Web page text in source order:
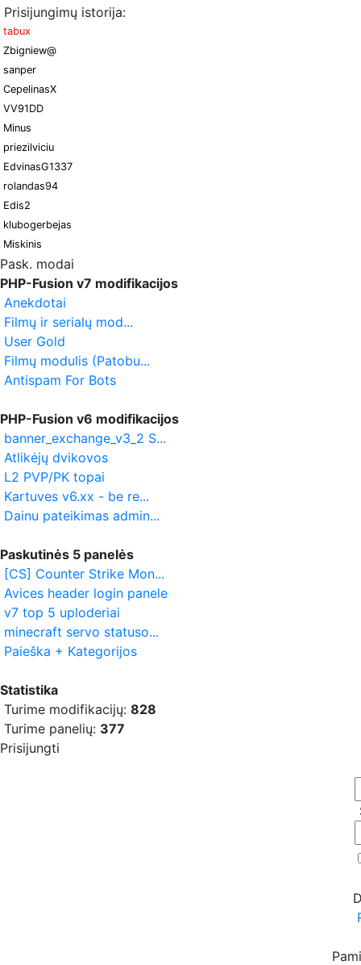
Prisijungimų istorija:
tabux
Zbigniew@
sanper
CepelinasX
VV91DD
Minus
priezilviciu
EdvinasG1337
rolandas94
Edis2
klubogerbejas
Miskinis
Pask. modai
PHP-Fusion v7 modifikacijos
Anekdotai
Filmų ir serialų mod...
User Gold
Filmų modulis (Patobu...
Antispam For Bots
PHP-Fusion v6 modifikacijos
banner_exchange_v3_2 S...
Atlikėjų dvikovos
L2 PVP/PK topai
Kartuves v6.xx - be re...
Dainu pateikimas admin...
Paskutinės 5 panelės
[CS] Counter Strike Mon...
Avices header login panele
v7 top 5 uploderiai
minecraft servo statuso...
Paieška + Kategorijos
Statistika
Turime modifikacijų: 828
Turime panelių: 377
Prisijungti